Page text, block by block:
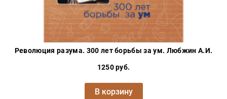
Революция разума. 300 лет борьбы за ум. Любжин А.И.
1250 руб.
В корзину